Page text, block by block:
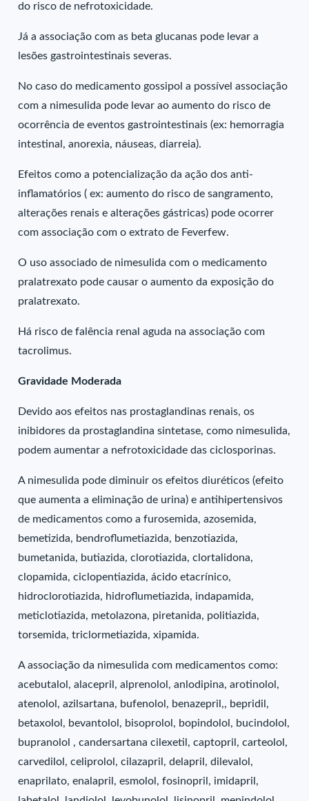
do risco de nefrotoxicidade.
Já a associação com as beta glucanas pode levar a
lesões gastrointestinais severas.
No caso do medicamento gossipol a possível associação
com a nimesulida pode levar ao aumento do risco de
ocorrência de eventos gastrointestinais (ex: hemorragia
intestinal, anorexia, náuseas, diarreia).
Efeitos como a potencialização da ação dos anti-
inflamatórios ( ex: aumento do risco de sangramento,
alterações renais e alterações gástricas) pode ocorrer
com associação com o extrato de Feverfew.
O uso associado de nimesulida com o medicamento
pralatrexato pode causar o aumento da exposição do
pralatrexato.
Há risco de falência renal aguda na associação com
tacrolimus.
Gravidade Moderada
Devido aos efeitos nas prostaglandinas renais, os
inibidores da prostaglandina sintetase, como nimesulida,
podem aumentar a nefrotoxicidade das ciclosporinas.
A nimesulida pode diminuir os efeitos diuréticos (efeito
que aumenta a eliminação de urina) e antihipertensivos
de medicamentos como a furosemida, azosemida,
bemetizida, bendroflumetiazida, benzotiazida,
bumetanida, butiazida, clorotiazida, clortalidona,
clopamida, ciclopentiazida, ácido etacrínico,
hidroclorotiazida, hidroflumetiazida, indapamida,
meticlotiazida, metolazona, piretanida, politiazida,
torsemida, triclormetiazida, xipamida.
A associação da nimesulida com medicamentos como:
acebutalol, alacepril, alprenolol, anlodipina, arotinolol,
atenolol, azilsartana, bufenolol, benazepril,, bepridil,
betaxolol, bevantolol, bisoprolol, bopindolol, bucindolol,
bupranolol , candersartana cilexetil, captopril, carteolol,
carvedilol, celiprolol, cilazapril, delapril, dilevalol,
enaprilato, enalapril, esmolol, fosinopril, imidapril,